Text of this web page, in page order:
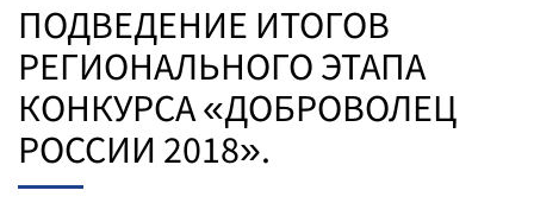
ПОДВЕДЕНИЕ ИТОГОВ
РЕГИОНАЛЬНОГО ЭТАПА
КОНКУРСА «ДОБРОВОЛЕЦ
РОССИИ 2018».